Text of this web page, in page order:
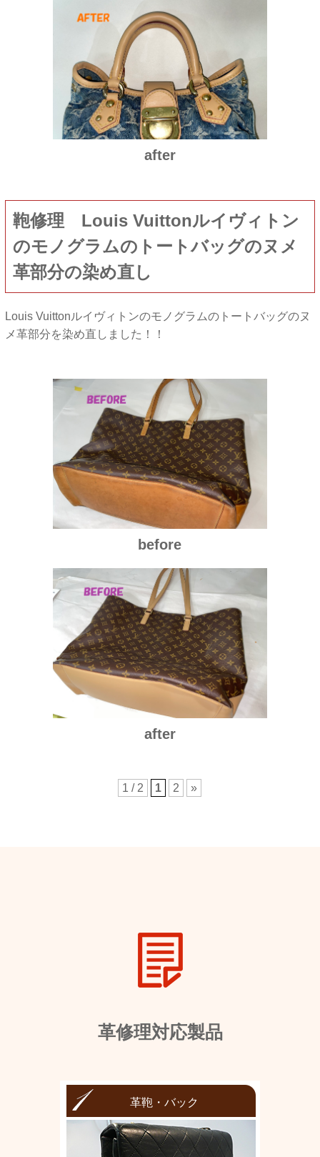
after
鞄修理 Louis Vuittonルイヴィトン
のモノグラムのトートバッグのヌメ
革部分の染め直し
Louis Vuittonルイヴィトンのモノグラムのトートバッグのヌ
メ革部分を染め直しました！！
before
after
1 / 2 1 2 »
革修理対応製品
革鞄・バック